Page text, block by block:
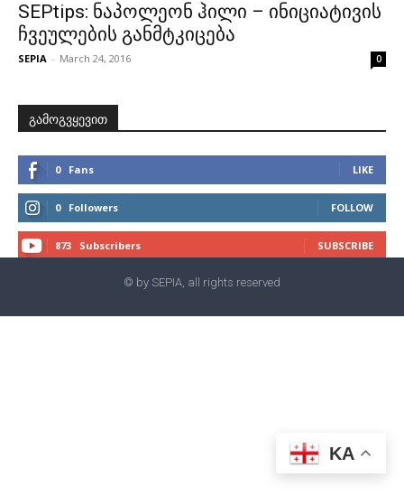
SEPtips: ნაპოლეონ ჰილი – ინიციატივის
ჩვეულების განმტკიცება
SEPIA - March 24, 2016 0
გამოგვყევით
0 Fans LIKE
0 Followers FOLLOW
873 Subscribers SUBSCRIBE
© by SEPIA, all rights reserved
KA